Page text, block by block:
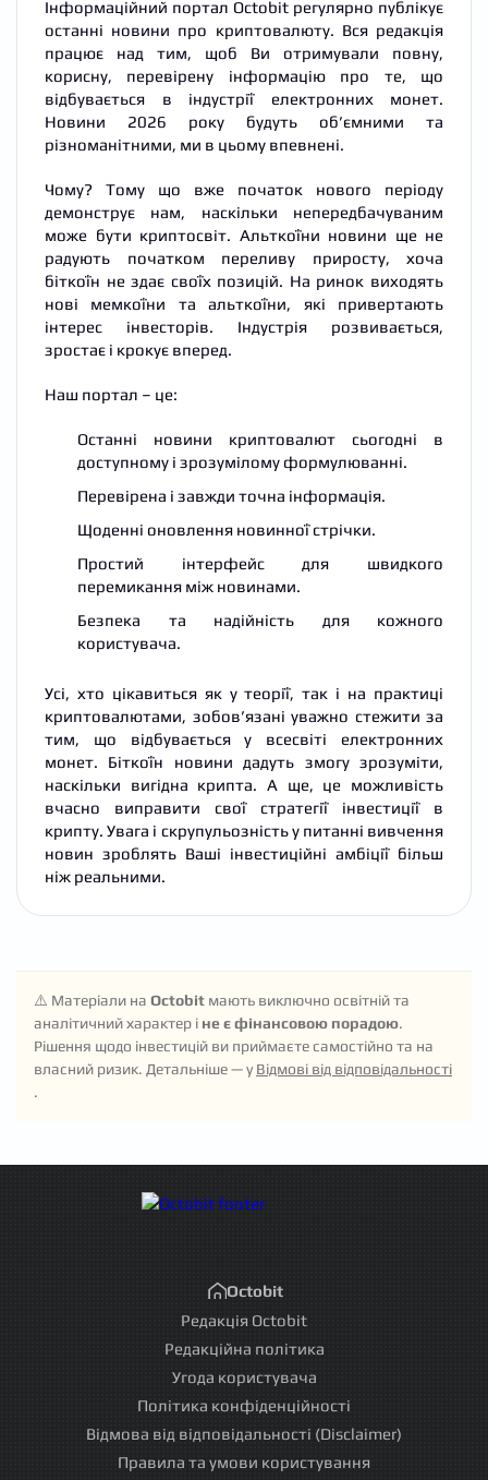
Інформаційний портал Octobit регулярно публікує
останні новини про криптовалюту. Вся редакція
працює над тим, щоб Ви отримували повну,
корисну, перевірену інформацію про те, що
відбувається в індустрії електронних монет.
Новини 2026 року будуть об’ємними та
різноманітними, ми в цьому впевнені.
Чому? Тому що вже початок нового періоду
демонструє нам, наскільки непередбачуваним
може бути криптосвіт. Альткоїни новини ще не
радують початком переливу приросту, хоча
біткоїн не здає своїх позицій. На ринок виходять
нові мемкоїни та альткоїни, які привертають
інтерес інвесторів. Індустрія розвивається,
зростає і крокує вперед.
Наш портал – це:
Останні новини криптовалют сьогодні в
доступному і зрозумілому формулюванні.
Перевірена і завжди точна інформація.
Щоденні оновлення новинної стрічки.
Простий інтерфейс для швидкого
перемикання між новинами.
Безпека та надійність для кожного
користувача.
Усі, хто цікавиться як у теорії, так і на практиці
криптовалютами, зобов’язані уважно стежити за
тим, що відбувається у всесвіті електронних
монет. Біткоїн новини дадуть змогу зрозуміти,
наскільки вигідна крипта. А ще, це можливість
вчасно виправити свої стратегії інвестиції в
крипту. Увага і скрупульозність у питанні вивчення
новин зроблять Ваші інвестиційні амбіції більш
ніж реальними.
⚠️ Матеріали на Octobit мають виключно освітній та
аналітичний характер і не є фінансовою порадою.
Рішення щодо інвестицій ви приймаєте самостійно та на
власний ризик. Детальніше — уВідмові від відповідальності
.
Octobit
Редакція Octobit
Редакційна політика
Угода користувача
Політика конфіденційності
Відмова від відповідальності (Disclaimer)
Правила та умови користування